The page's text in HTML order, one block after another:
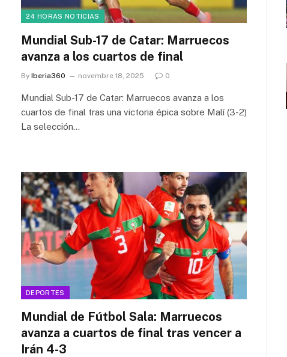
24 HORAS NOTICIAS
Mundial Sub-17 de Catar: Marruecos
avanza a los cuartos de final
By Iberia360 novembre 18, 2025 0
Mundial Sub-17 de Catar: Marruecos avanza a los
cuartos de final tras una victoria épica sobre Malí (3-2)
La selección…
DEPORTES
Mundial de Fútbol Sala: Marruecos
avanza a cuartos de final tras vencer a
Irán 4-3